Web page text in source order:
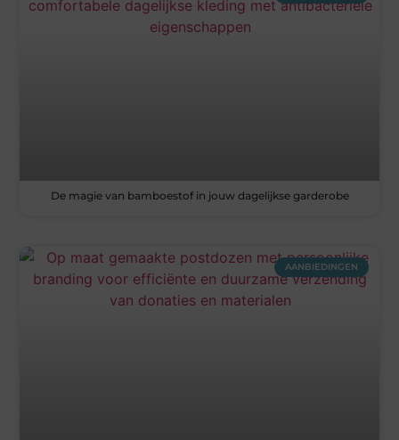
De magie van bamboestof in jouw dagelijkse garderobe
AANBIEDINGEN